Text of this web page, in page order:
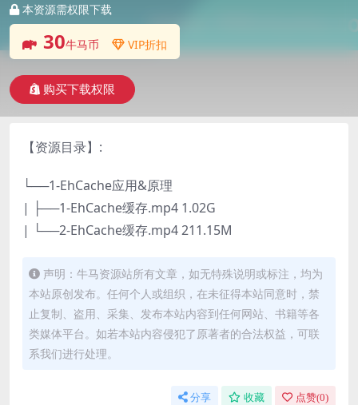
本资源需权限下载
30牛马币 VIP折扣
购买下载权限
【资源目录】:
└──1-EhCache应用&原理
| ├──1-EhCache缓存.mp4 1.02G
| └──2-EhCache缓存.mp4 211.15M
声明：牛马资源站所有文章，如无特殊说明或标注，均为
本站原创发布。任何个人或组织，在未征得本站同意时，禁
止复制、盗用、采集、发布本站内容到任何网站、书籍等各
类媒体平台。如若本站内容侵犯了原著者的合法权益，可联
系我们进行处理。
分享 收藏 点赞(0)